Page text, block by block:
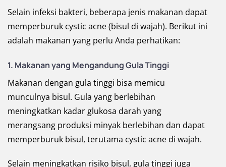
Selain infeksi bakteri, beberapa jenis makanan dapat
memperburuk cystic acne (bisul di wajah). Berikut ini
adalah makanan yang perlu Anda perhatikan:
1. Makanan yang Mengandung Gula Tinggi
Makanan dengan gula tinggi bisa memicu
munculnya bisul. Gula yang berlebihan
meningkatkan kadar glukosa darah yang
merangsang produksi minyak berlebihan dan dapat
memperburuk bisul, terutama cystic acne di wajah.
Selain meningkatkan risiko bisul, gula tinggi juga